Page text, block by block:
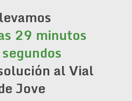
29 minutos
al Vial
Jove